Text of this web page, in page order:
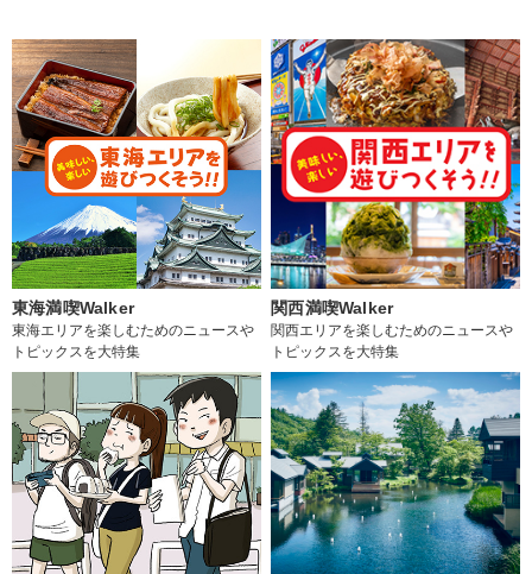
東海満喫Walker
東海エリアを楽しむためのニュースや
トピックスを大特集
関西満喫Walker
関西エリアを楽しむためのニュースや
トピックスを大特集